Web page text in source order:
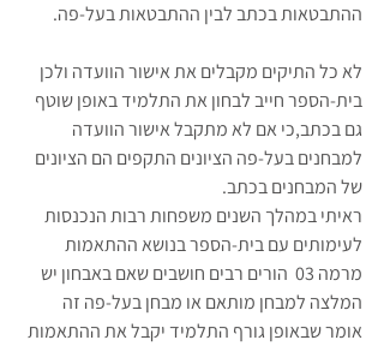
ההתבטאות בכתב לבין ההתבטאות בעל-פה.
לא כל התיקים מקבלים את אישור הוועדה ולכן
בית-הספר חייב לבחון את התלמיד באופן שוטף
גם בכתב,כי אם לא מתקבל אישור הוועדה
למבחנים בעל-פה הציונים התקפים הם הציונים
של המבחנים בכתב.
ראיתי במהלך השנים משפחות רבות הנכנסות
לעימותים עם בית-הספר בנושא ההתאמות
מרמה 03  הורים רבים חושבים שאם באבחון יש
המלצה למבחן מותאם או מבחן בעל-פה זה
אומר שבאופן גורף התלמיד יקבל את ההתאמות